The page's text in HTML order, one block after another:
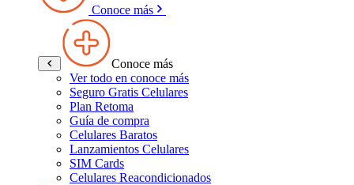
Conoce más
Conoce más
Ver todo en conoce más
Seguro Gratis Celulares
Plan Retoma
Guía de compra
Celulares Baratos
Lanzamientos Celulares
SIM Cards
Celulares Reacondicionados